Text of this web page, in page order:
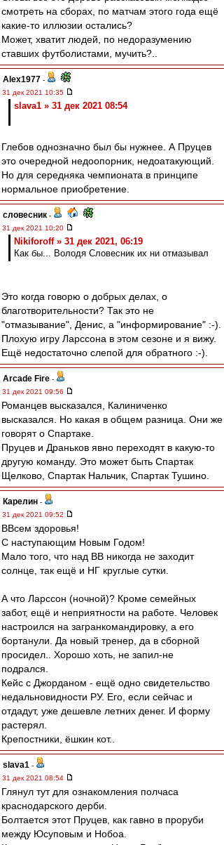
смотреть на сборах, по матчам этого года ещё
какие-то иллюзии остались?
Может, хватит людей, по недоразумению
ставших футболистами, мучить?..
Alex1977 -
31 дек 2021 10:35
slava1 » 31 дек 2021 08:54
Глебов однозначно был бы нужнее. А Пруцев
это очередной недоопорник, недоатакующий.
Но для середняка чемпионата в принципе
нормальное приобретение.
словесник -
31 дек 2021 10:20
Nikiforoff » 31 дек 2021, 06:19
Как бы... Володя Словесник их ни отмазывал
Это когда говорю о добрых делах, о
благотворительности? Так это не
"отмазывание", Денис, а "информирование" :-).
Плохую игру Ларссона в этом сезоне и я вижу.
Ещё недостаточно слепой для обратного :-).
Arcade Fire -
31 дек 2021 09:56
Романцев высказался, Калиниченко
высказался. Но какая в общем разница. Они же
говорят о Спартаке.
Пруцев и Драньков явно переходят в какую-то
другую команду. Это может быть Спартак
Щелково, Спартак Нальчик, Спартак Тушино.
Карелин -
31 дек 2021 09:52
ВВсем здоровья!
С наступающим Новым Годом!
Мало того, что над ВВ никогда не заходит
солнце, так ещё и НГ круглые сутки.
А что Ларссон (ночной)? Кроме семейных
забот, ещё и неприятности на работе. Человек
настроился на загранкомандировку, а его
бортанули. Да новый тренер, да в сборной
просидел.. Хорошо хоть, не запил-не
подрался.
Кейс с Джорданом - ещё одно свидетельство
недальновидности РУ. Его, если сейчас и
отдадут, уже дешевле летних денег. И форму
растерял.
Крепостники, ёшкин кот..
slava1 -
31 дек 2021 08:54
Глянул тут для ознакомления полчаса
краснодарского дерби.
Болтается этот Пруцев, как гавно в проруби
между Юсуповым и Нобоа.